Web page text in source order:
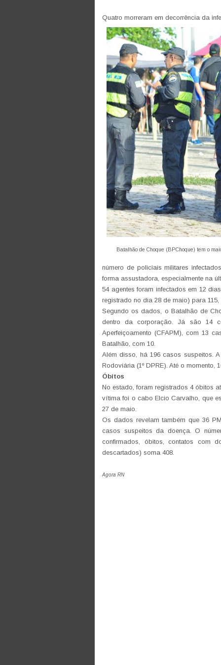
Quatro morreram em decorrência da
Batalhão de Choque (BPChoque) tem o
número de policiais militares
forma assustadora, especialmente na
54 agentes foram infectados em 12
registrado no dia 28 de maio) para
Segundo os dados, o Batalhão de
dentro da corporação. Já são 14
Aperfeiçoamento (CFAPM), com 13
Batalhão, com 10.
Além disso, há 196 casos suspeitos.
Rodoviária (1º DPRE). Até o momento,
Óbitos
No estado, foram registrados 4 óbitos
vítima foi o cabo Elcio Carvalho, que
27 de maio.
Os dados revelam também que 36
casos suspeitos da doença. O
confirmados, óbitos, contatos com
descartados) soma 408.
Agora RN